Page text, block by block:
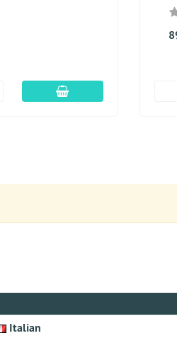
aggiungi al carrello
Italian